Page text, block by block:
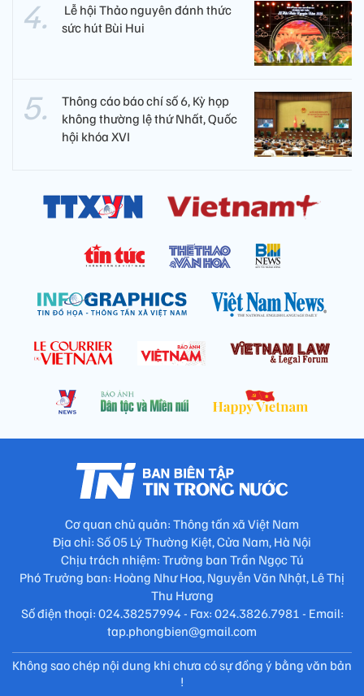
​ Lễ hội Thảo nguyên đánh thức
sức hút Bùi Hui
Thông cáo báo chí số 6, Kỳ họp
không thường lệ thứ Nhất, Quốc
hội khóa XVI
Cơ quan chủ quản: Thông tấn xã Việt Nam
Địa chỉ: Số 05 Lý Thường Kiệt, Cửa Nam, Hà Nội
Chịu trách nhiệm: Trưởng ban Trần Ngọc Tú
Phó Trưởng ban: Hoàng Như Hoa, Nguyễn Văn Nhật, Lê Thị
Thu Hương
Số điện thoại: 024.38257994 - Fax: 024.3826.7981 - Email:
tap.phongbien@gmail.com
Không sao chép nội dung khi chưa có sự đồng ý bằng văn bản
!